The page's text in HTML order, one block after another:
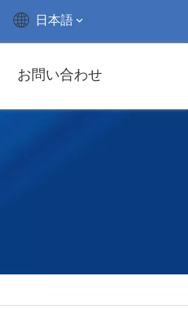
日本語
お問い合わせ